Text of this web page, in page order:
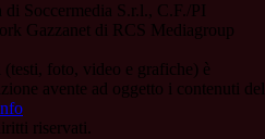
Soccermedia S.r.l., C.F./PI
Gazzanet di RCS Mediagroup
foto, video e grafiche) è
avente ad oggetto i contenuti del
riservati.